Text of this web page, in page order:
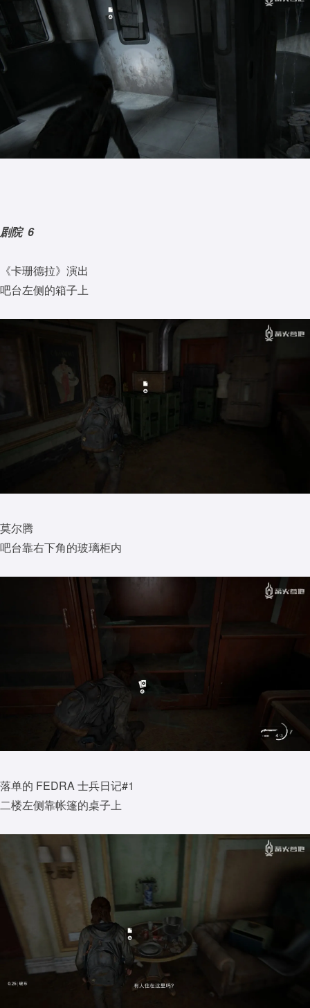
剧院 6
《卡珊德拉》演出
吧台左侧的箱子上
莫尔腾
吧台靠右下角的玻璃柜内
落单的 FEDRA 士兵日记#1
二楼左侧靠帐篷的桌子上